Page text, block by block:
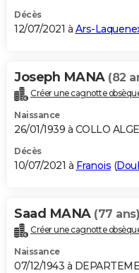
Décès
12/07/2021 à Ars-
Joseph MANA (82
Créer une cagnotte
Naissance
26/01/1939 à COLLO
Décès
10/07/2021 à Franois (
Saad MANA (77 ans)
Créer une cagnotte
Naissance
07/12/1943 à